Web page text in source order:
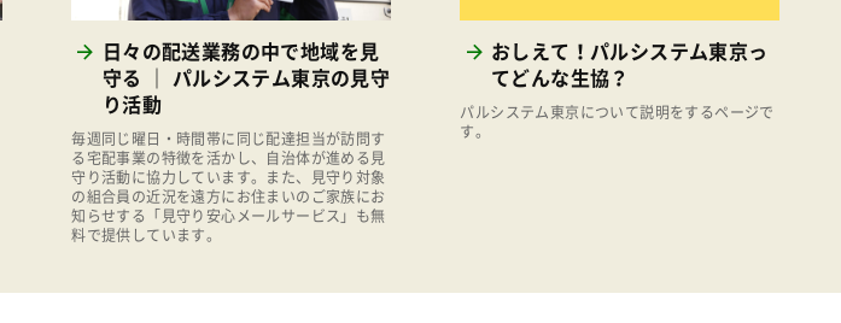
食育
日々の配送業務の中で地域を見
守る ｜ パルシステム東京の見守
り活動
毎週同じ曜日・時間帯に同じ配達担当が訪問す
る宅配事業の特徴を活かし、自治体が進める見
守り活動に協力しています。また、見守り対象
の組合員の近況を遠方にお住まいのご家族にお
知らせする「見守り安心メールサービス」も無
料で提供しています。
おしえて！パルシステム東京っ
てどんな生協？
パルシステム東京について説明をするページで
す。